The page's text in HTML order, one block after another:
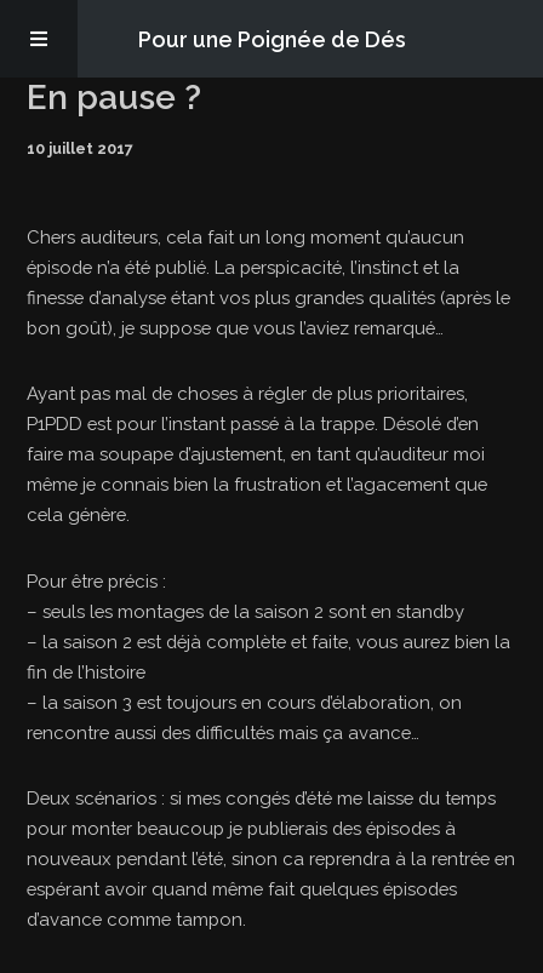
Pour une Poignée de Dés
Les épisodes
S’abonner
Blog
À propos
En pause ?
10 juillet 2017
Chers auditeurs, cela fait un long moment qu’aucun
épisode n’a été publié. La perspicacité, l’instinct et la
finesse d’analyse étant vos plus grandes qualités (après le
bon goût), je suppose que vous l’aviez remarqué…
Ayant pas mal de choses à régler de plus prioritaires,
P1PDD est pour l’instant passé à la trappe. Désolé d’en
faire ma soupape d’ajustement, en tant qu’auditeur moi
même je connais bien la frustration et l’agacement que
cela génère.
Pour être précis :
– seuls les montages de la saison 2 sont en standby
– la saison 2 est déjà complète et faite, vous aurez bien la
fin de l’histoire
– la saison 3 est toujours en cours d’élaboration, on
rencontre aussi des difficultés mais ça avance…
Deux scénarios : si mes congés d’été me laisse du temps
pour monter beaucoup je publierais des épisodes à
nouveaux pendant l’été, sinon ca reprendra à la rentrée en
espérant avoir quand même fait quelques épisodes
d’avance comme tampon.